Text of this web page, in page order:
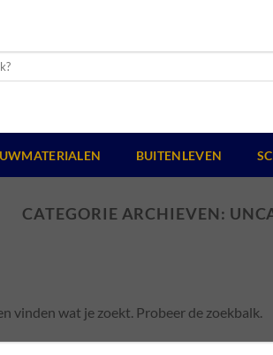
BUITENLEVEN
CATEGORIE ARCHIEVEN:
vinden wat je zoekt. Probeer de zoekbalk.